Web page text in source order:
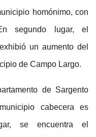
homónimo, con
segundo lugar, el
un aumento del
de Campo Largo.
de Sargento
cabecera es
se encuentra el